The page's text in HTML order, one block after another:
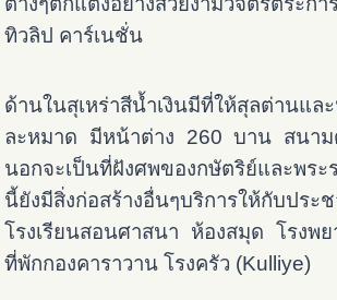
ทิวลิป คาร์เนชั่น
ด้านในสุเหร่าสีน้ำเงินมีที่ให้สุลต่านแล
ละหมาด มีหน้าต่าง 260 บาน สนาม
นอกจะเป็นที่ฝังศพของกษัตริย์และพร
นี้ยังมีสิ่งก่อสร้างอื่นๆบริการให้กับปร
โรงเรียนสอนศาสนา ห้องสมุด โรงพ
ที่พักกองคาราวาน โรงครัว (Kulliye)